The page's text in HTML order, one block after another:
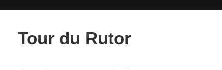
Tour du Rutor